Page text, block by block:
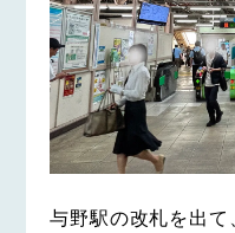
与野駅の改札を出て